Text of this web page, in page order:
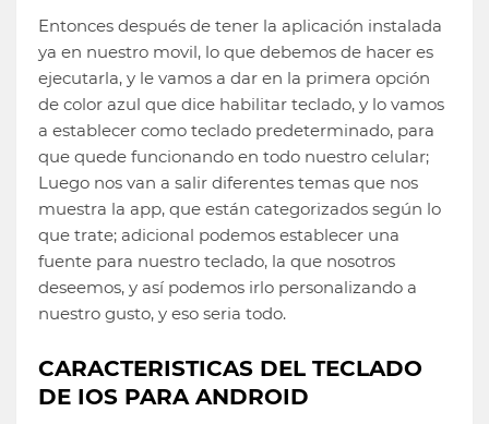
Entonces después de tener la aplicación instalada
ya en nuestro movil, lo que debemos de hacer es
ejecutarla, y le vamos a dar en la primera opción
de color azul que dice habilitar teclado, y lo vamos
a establecer como teclado predeterminado, para
que quede funcionando en todo nuestro celular;
Luego nos van a salir diferentes temas que nos
muestra la app, que están categorizados según lo
que trate; adicional podemos establecer una
fuente para nuestro teclado, la que nosotros
deseemos, y así podemos irlo personalizando a
nuestro gusto, y eso seria todo.
CARACTERISTICAS DEL TECLADO
DE IOS PARA ANDROID